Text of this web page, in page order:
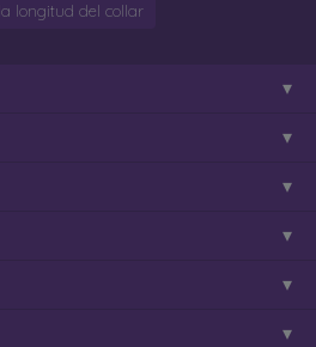
longitud del collar